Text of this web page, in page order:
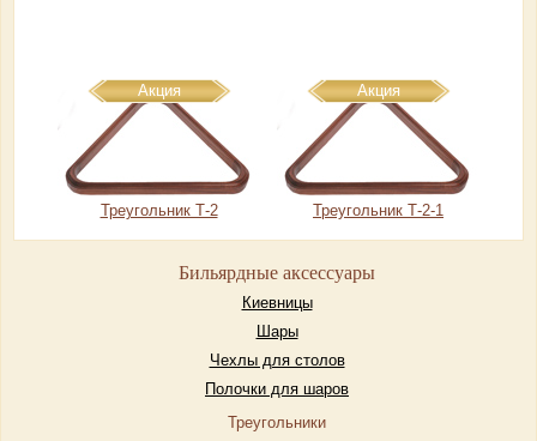
Акция
Треугольник Т-2
Акция
Треугольник Т-2-1
Бильярдные аксессуары
Киевницы
Шары
Чехлы для столов
Полочки для шаров
Треугольники